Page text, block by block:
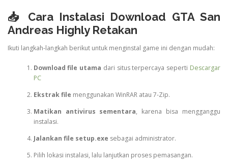
📥 Cara Instalasi Download GTA San
Andreas Highly Retakan
Ikuti langkah-langkah berikut untuk menginstal game ini dengan mudah:
Download file utama dari situs terpercaya seperti Descargar
PC
Ekstrak file menggunakan WinRAR atau 7-Zip.
Matikan antivirus sementara, karena bisa mengganggu
instalasi.
Jalankan file setup.exe sebagai administrator.
Pilih lokasi instalasi, lalu lanjutkan proses pemasangan.